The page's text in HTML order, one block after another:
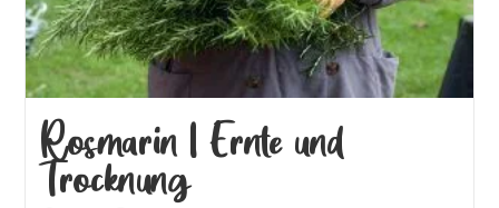
Rosmarin | Ernte und
Trocknung